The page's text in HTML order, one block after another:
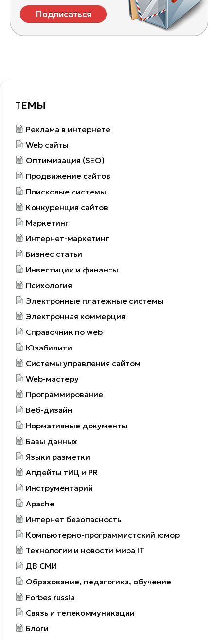
Подписаться
ТЕМЫ
Реклама в интернете
Web сайты
Оптимизация (SEO)
Продвижение сайтов
Поисковые системы
Конкуренция сайтов
Маркетинг
Интернет-маркетинг
Бизнес статьи
Инвестиции и финансы
Психология
Электронные платежные системы
Электронная коммерция
Справочник по web
Юзабилити
Системы управления сайтом
Web-мастеру
Программирование
Веб-дизайн
Нормативные документы
Базы данных
Языки разметки
Апдейты тИЦ и PR
Инструментарий
Apache
Интернет безопасность
Компьютерно-программистский юмор
Технологии и новости мира IT
ДВ СМИ
Образование, педагогика, обучение
Forbes russia
Связь и телекоммуникации
Блоги